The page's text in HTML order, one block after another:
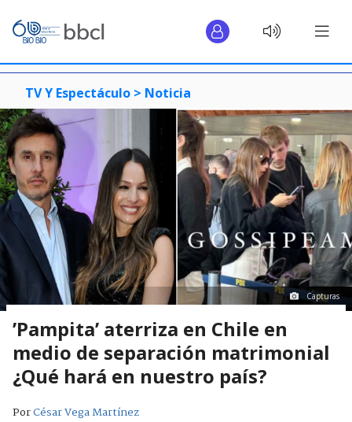
TV Y Espectáculo > Noticia
Capturas
’Pampita’ aterriza en Chile en
medio de separación matrimonial
¿Qué hará en nuestro país?
PorCésar Vega Martínez